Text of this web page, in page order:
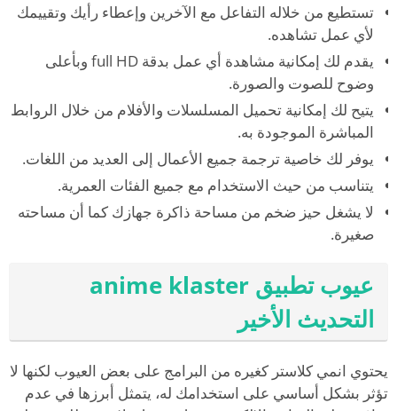
تستطيع من خلاله التفاعل مع الآخرين وإعطاء رأيك وتقييمك
لأي عمل تشاهده.
يقدم لك إمكانية مشاهدة أي عمل بدقة full HD وبأعلى
وضوح للصوت والصورة.
يتيح لك إمكانية تحميل المسلسلات والأفلام من خلال الروابط
المباشرة الموجودة به.
يوفر لك خاصية ترجمة جميع الأعمال إلى العديد من اللغات.
يتناسب من حيث الاستخدام مع جميع الفئات العمرية.
لا يشغل حيز ضخم من مساحة ذاكرة جهازك كما أن مساحته
صغيرة.
عيوب تطبيق anime klaster
التحديث الأخير
يحتوي انمي كلاستر كغيره من البرامج على بعض العيوب لكنها لا
تؤثر بشكل أساسي على استخدامك له، يتمثل أبرزها في عدم